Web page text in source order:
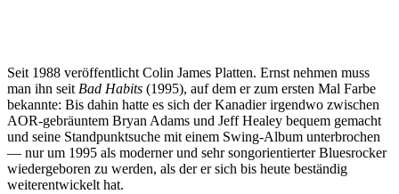
Seit 1988 veröffentlicht Colin James Platten. Ernst nehmen muss
man ihn seit Bad Habits (1995), auf dem er zum ersten Mal Farbe
bekannte: Bis dahin hatte es sich der Kanadier irgendwo zwischen
AOR-gebräuntem Bryan Adams und Jeff Healey bequem gemacht
und seine Standpunktsuche mit einem Swing-Album unterbrochen
— nur um 1995 als moderner und sehr songorientierter Bluesrocker
wiedergeboren zu werden, als der er sich bis heute beständig
weiterentwickelt hat.